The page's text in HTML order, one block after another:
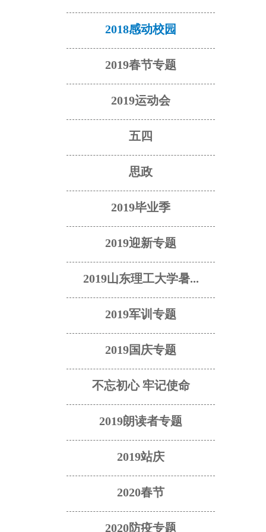
2018感动校园
2019春节专题
2019运动会
五四
思政
2019毕业季
2019迎新专题
2019山东理工大学暑...
2019军训专题
2019国庆专题
不忘初心 牢记使命
2019朗读者专题
2019站庆
2020春节
2020防疫专题